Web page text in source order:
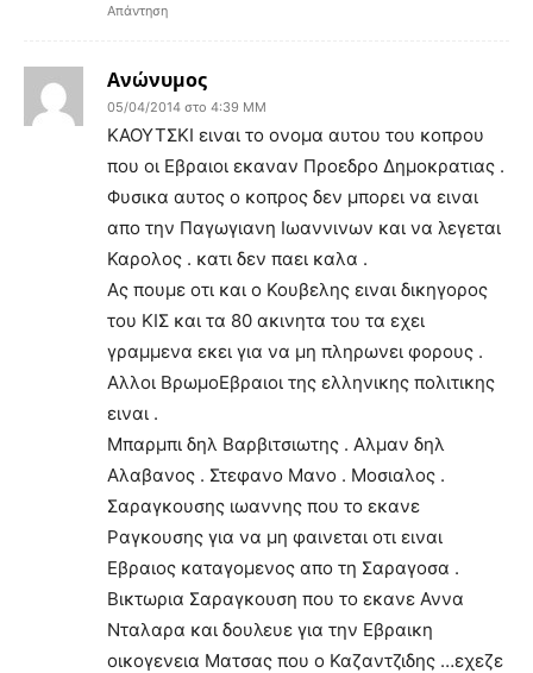
Απάντηση
Ανώνυμος
05/04/2014 στο 4:39 ΜΜ
ΚΑΟΥΤΣΚΙ ειναι το ονομα αυτου του κοπρου
που οι Εβραιοι εκαναν Προεδρο Δημοκρατιας .
Φυσικα αυτος ο κοπρος δεν μπορει να ειναι
απο την Παγωγιανη Ιωαννινων και να λεγεται
Καρολος . κατι δεν παει καλα .
Ας πουμε οτι και ο Κουβελης ειναι δικηγορος
του ΚΙΣ και τα 80 ακινητα του τα εχει
γραμμενα εκει για να μη πληρωνει φορους .
Αλλοι ΒρωμοΕβραιοι της ελληνικης πολιτικης
ειναι .
Μπαρμπι δηλ Βαρβιτσιωτης . Αλμαν δηλ
Αλαβανος . Στεφανο Μανο . Μοσιαλος .
Σαραγκουσης ιωαννης που το εκανε
Ραγκουσης για να μη φαινεται οτι ειναι
Εβραιος καταγομενος απο τη Σαραγοσα .
Βικτωρια Σαραγκουση που το εκανε Αννα
Νταλαρα και δουλευε για την Εβραικη
οικογενεια Ματσας που ο Καζαντζιδης …εχεζε